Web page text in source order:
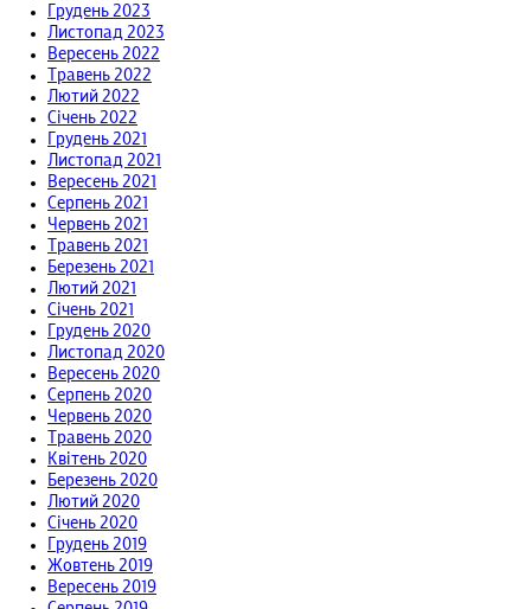
Грудень 2023
Листопад 2023
Вересень 2022
Травень 2022
Лютий 2022
Січень 2022
Грудень 2021
Листопад 2021
Вересень 2021
Серпень 2021
Червень 2021
Травень 2021
Березень 2021
Лютий 2021
Січень 2021
Грудень 2020
Листопад 2020
Вересень 2020
Серпень 2020
Червень 2020
Травень 2020
Квітень 2020
Березень 2020
Лютий 2020
Січень 2020
Грудень 2019
Жовтень 2019
Вересень 2019